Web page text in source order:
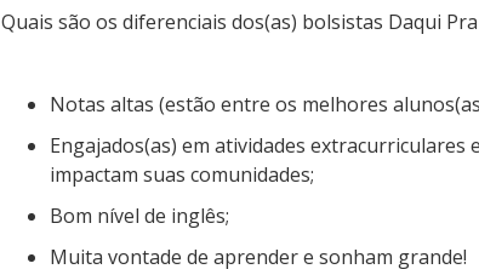
Quais são os diferenciais dos(as) bolsistas Daqui
Notas altas (estão entre os melhores
Engajados(as) em atividades extracurriculares
impactam suas comunidades;
Bom nível de inglês;
Muita vontade de aprender e sonham grande!